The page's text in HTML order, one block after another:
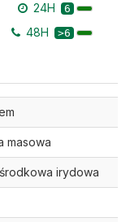
24H 6
48H >6
masowa
irydowa